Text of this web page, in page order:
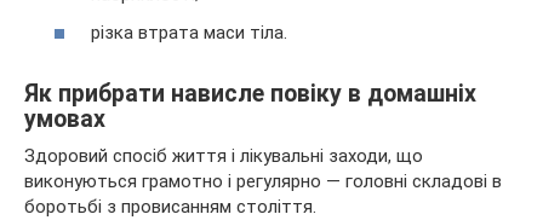
різка втрата маси тіла.
Як прибрати нависле повіку в домашніх
умовах
Здоровий спосіб життя і лікувальні заходи, що
виконуються грамотно і регулярно — головні складові в
боротьбі з провисанням століття.